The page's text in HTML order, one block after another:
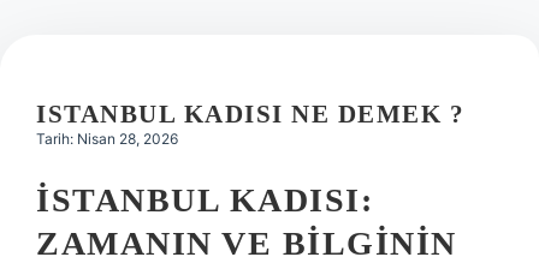
Hakkımızda
ISTANBUL KADISI NE DEMEK ?
Tarih: Nisan 28, 2026
İSTANBUL KADISI:
ZAMANIN VE BILGININ